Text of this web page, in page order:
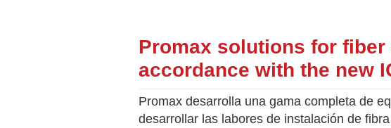
Promax solutions for
accordance with the new
Promax desarrolla una gama completa de
desarrollar las labores de instalación de